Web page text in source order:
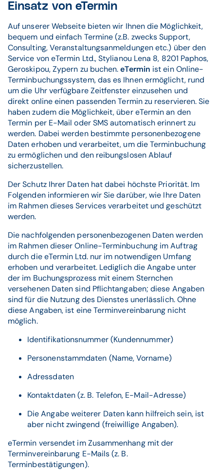
Einsatz von eTermin
Auf unserer Webseite bieten wir Ihnen die Möglichkeit,
bequem und einfach Termine (z.B. zwecks Support,
Consulting, Veranstaltungsanmeldungen etc.) über den
Service von eTermin Ltd., Stylianou Lena 8, 8201 Paphos,
Geroskipou, Zypern zu buchen.eTermin ist ein Online-
Terminbuchungssystem, das es Ihnen ermöglicht, rund
um die Uhr verfügbare Zeitfenster einzusehen und
direkt online einen passenden Termin zu reservieren. Sie
haben zudem die Möglichkeit, über eTermin an den
Termin per E-Mail oder SMS automatisch erinnert zu
werden. Dabei werden bestimmte personenbezogene
Daten erhoben und verarbeitet, um die Terminbuchung
zu ermöglichen und den reibungslosen Ablauf
sicherzustellen.
Der Schutz Ihrer Daten hat dabei höchste Priorität. Im
Folgenden informieren wir Sie darüber, wie Ihre Daten
im Rahmen dieses Services verarbeitet und geschützt
werden.
Die nachfolgenden personenbezogenen Daten werden
im Rahmen dieser Online-Terminbuchung im Auftrag
durch die eTermin Ltd. nur im notwendigen Umfang
erhoben und verarbeitet. Lediglich die Angabe unter
der im Buchungsprozess mit einem Sternchen
versehenen Daten sind Pflichtangaben; diese Angaben
sind für die Nutzung des Dienstes unerlässlich. Ohne
diese Angaben, ist eine Terminvereinbarung nicht
möglich.
Identifikationsnummer (Kundennummer)
Personenstammdaten (Name, Vorname)
Adressdaten
Kontaktdaten (z. B. Telefon, E-Mail-Adresse)
Die Angabe weiterer Daten kann hilfreich sein, ist
aber nicht zwingend (freiwillige Angaben).
eTermin versendet im Zusammenhang mit der
Terminvereinbarung E-Mails (z. B.
Terminbestätigungen).